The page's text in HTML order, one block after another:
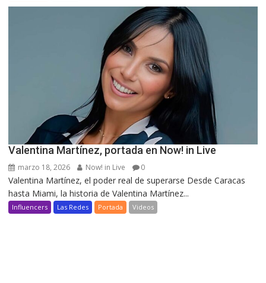
Valentina Martínez, portada en Now! in Live
marzo 18, 2026 Now! in Live 0
Valentina Martínez, el poder real de superarse Desde Caracas
hasta Miami, la historia de Valentina Martínez...
Influencers Las Redes Portada Videos